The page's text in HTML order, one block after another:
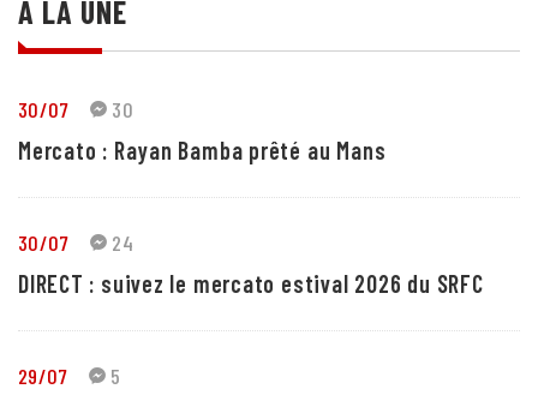
A LA UNE
30/07 30
Mercato : Rayan Bamba prêté au Mans
30/07 24
DIRECT : suivez le mercato estival 2026 du SRFC
29/07 5